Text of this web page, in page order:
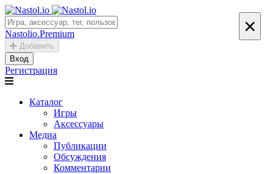
Nastolio.Premium
Добавить
Вход
Регистрация
Каталог
Игры
Аксессуары
Медиа
Публикации
Обсуждения
Комментарии
×